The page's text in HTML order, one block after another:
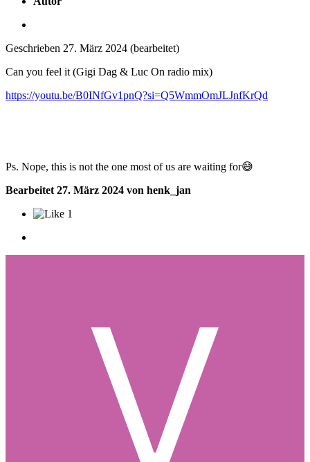
Geschrieben 27. März 2024 (bearbeitet)
Can you feel it (Gigi Dag & Luc On radio mix)
https://youtu.be/B0INfGv1pnQ?si=Q5WmmOmJLJnfKrQd
Ps. Nope, this is not the one most of us are waiting for😅
Bearbeitet 27. März 2024 von henk_jan
1